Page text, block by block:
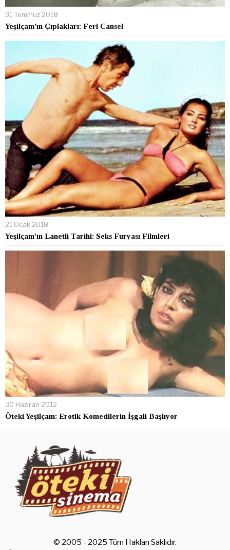
31 Temmuz 2018
Yeşilçam’ın Çıplakları: Feri Cansel
21 Ocak 2018
Yeşilçam’ın Lanetli Tarihi: Seks Furyası Filmleri
30 Haziran 2012
Öteki Yeşilçam: Erotik Komedilerin İşgali Başlıyor
© 2005 - 2025 Tüm Hakları Saklıdır.